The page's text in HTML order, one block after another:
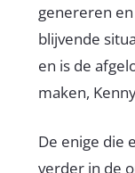
genereren
blijvende
en is de
maken,
De enige die
verder in de